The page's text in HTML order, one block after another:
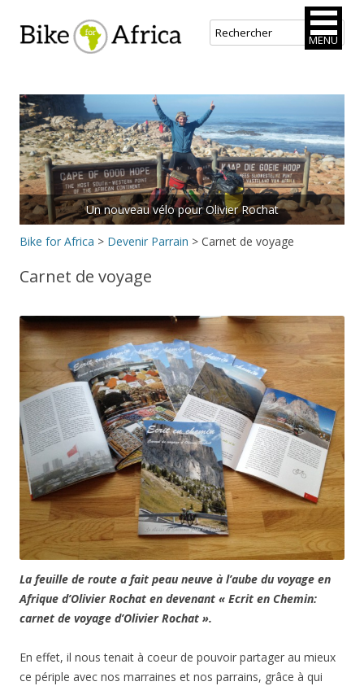
Bike for Africa
au
contenu
principal
Un nouveau vélo pour Olivier Rochat
Bike for Africa > Devenir Parrain > Carnet de voyage
Carnet de voyage
La feuille de route a fait peau neuve à l’aube du voyage en
Afrique d’Olivier Rochat en devenant « Ecrit en Chemin:
carnet de voyage d’Olivier Rochat ».
En effet, il nous tenait à coeur de pouvoir partager au mieux
ce périple avec nos marraines et nos parrains, grâce à qui
MENU